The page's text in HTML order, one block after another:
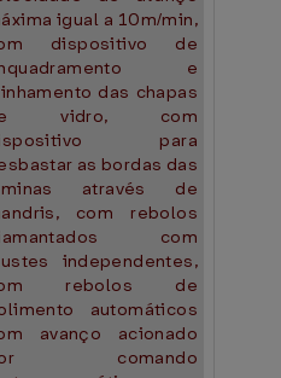
igual a 10m/min,
dispositivo de
e
das chapas
vidro, com
para
as bordas das
através de
com rebolos
com
independentes,
rebolos de
automáticos
avanço acionado
comando